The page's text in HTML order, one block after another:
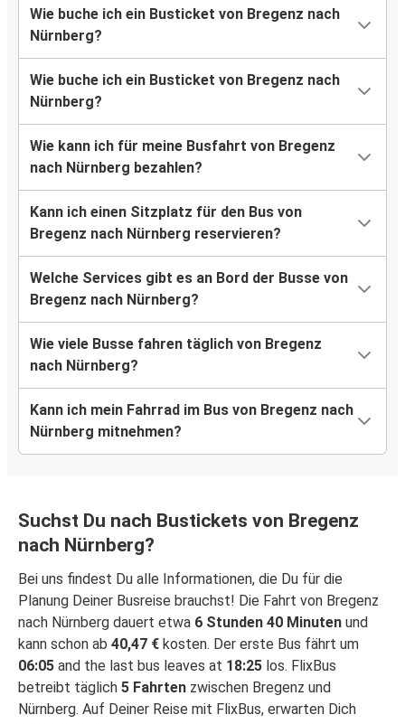
Wie buche ich ein Busticket von Bregenz nach
Nürnberg?
Wie buche ich ein Busticket von Bregenz nach
Nürnberg?
Wie kann ich für meine Busfahrt von Bregenz
nach Nürnberg bezahlen?
Kann ich einen Sitzplatz für den Bus von
Bregenz nach Nürnberg reservieren?
Welche Services gibt es an Bord der Busse von
Bregenz nach Nürnberg?
Wie viele Busse fahren täglich von Bregenz
nach Nürnberg?
Kann ich mein Fahrrad im Bus von Bregenz nach
Nürnberg mitnehmen?
Suchst Du nach Bustickets von Bregenz
nach Nürnberg?
Bei uns findest Du alle Informationen, die Du für die
Planung Deiner Busreise brauchst! Die Fahrt von Bregenz
nach Nürnberg dauert etwa 6 Stunden 40 Minuten und
kann schon ab 40,47 € kosten. Der erste Bus fährt um
06:05 and the last bus leaves at 18:25 los. FlixBus
betreibt täglich 5 Fahrten zwischen Bregenz und
Nürnberg. Auf Deiner Reise mit FlixBus, erwarten Dich